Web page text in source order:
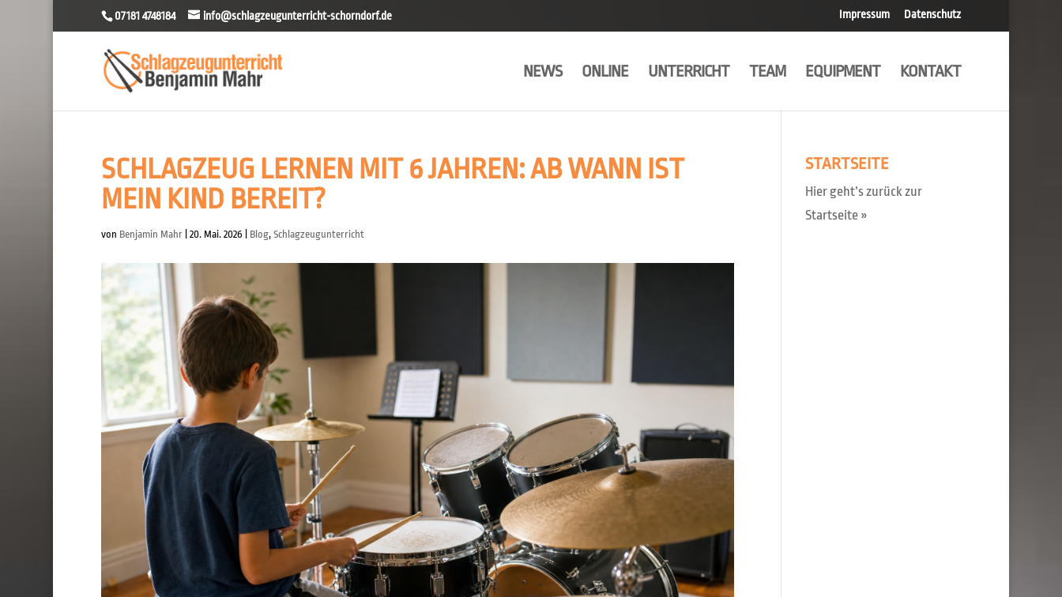
07181 4748184 info@schlagzeugunterricht-schorndorf.de Impressum Datenschutz
NEWS ONLINE UNTERRICHT TEAM EQUIPMENT KONTAKT
SCHLAGZEUG LERNEN MIT 6 JAHREN: AB WANN IST
MEIN KIND BEREIT?
von Benjamin Mahr| 20. Mai. 2026 Blog, Schlagzeugunterricht
STARTSEITE
Hier geht’s zurück zur
Startseite »